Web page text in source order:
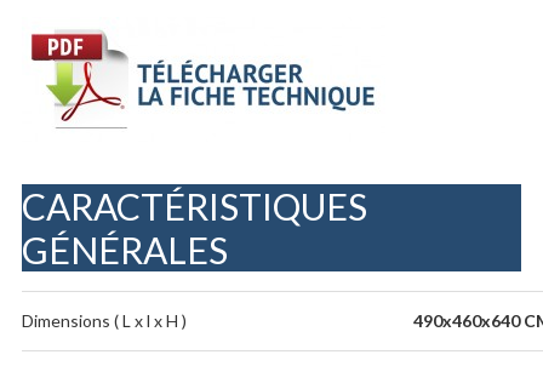
CARACTÉRISTIQUES
GÉNÉRALES
Dimensions ( L x l x H ) 490x460x640